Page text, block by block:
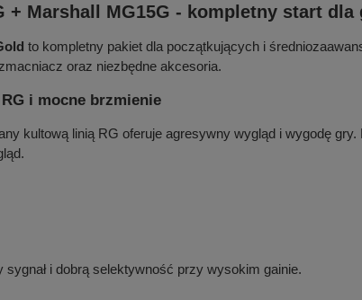
+ Marshall MG15G - kompletny start
to kompletny pakiet dla początkujących i
oraz niezbędne akcesoria.
i mocne brzmienie
kultową linią RG oferuje agresywny wygląd i wygodę
i dobrą selektywność przy wysokim gainie.